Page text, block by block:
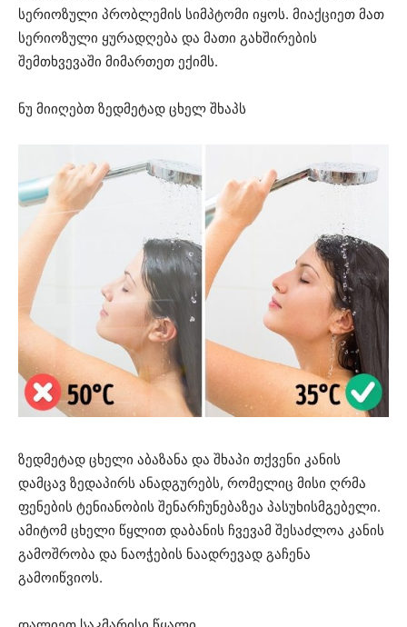
სერიოზული პრობლემის სიმპტომი იყოს. მიაქციეთ მათ
სერიოზული ყურადღება და მათი გახშირების
შემთხვევაში მიმართეთ ექიმს.
ნუ მიიღებთ ზედმეტად ცხელ შხაპს
ზედმეტად ცხელი აბაზანა და შხაპი თქვენი კანის
დამცავ ზედაპირს ანადგურებს, რომელიც მისი ღრმა
ფენების ტენიანობის შენარჩუნებაზეა პასუხისმგებელი.
ამიტომ ცხელი წყლით დაბანის ჩვევამ შესაძლოა კანის
გამოშრობა და ნაოჭების ნაადრევად გაჩენა
გამოიწვიოს.